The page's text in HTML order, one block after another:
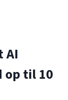
AI
op til 10